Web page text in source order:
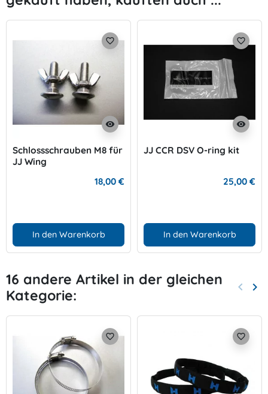
visibility
favorite_border
Schlossschrauben M8 für
JJ Wing
18,00 €
In den Warenkorb
visibility
favorite_border
JJ CCR DSV O-ring kit
25,00 €
In den Warenkorb
16 andere Artikel in der gleichen
Kategorie:
Zurück
keyboard_arrow_left keyboard_arrow_right
favorite_border favorite_border